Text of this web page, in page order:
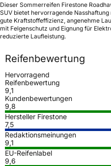
Dieser Sommerreifen Firestone
SUV bietet hervorragende
gute Kraftstoffeffizienz, angenehme
mit Felgenschutz und Eignung für
reduzierte Laufleistung.
Reifenbewertung
Hervorragend
Reifenbewertung
9,1
Kundenbewertungen
9,8
Hersteller Firestone
7,5
Redaktionsmeinungen
9,1
EU-Reifenlabel
9,6